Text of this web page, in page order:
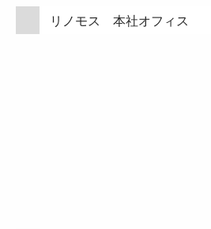
リノモス 本社オフィス